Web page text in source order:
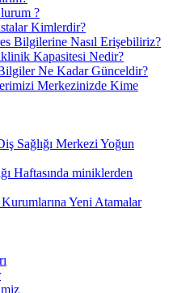
?
Kimlerdir?
Bilgilerine Nasıl Erişebiliriz?
Kapasitesi Nedir?
Ne Kadar Günceldir?
Merkezinizde Kime
Sağlığı Merkezi Yoğun
Haftasında miniklerden
Yeni Atamalar